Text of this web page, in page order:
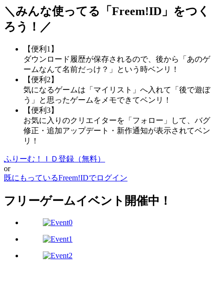
＼みんな使ってる「 Freem!ID 」をつく
ろう！／
【便利1】
ダウンロード履歴が保存されるので、後から「あのゲ
ームなんて名前だっけ？」という時ベンリ！
【便利2】
気になるゲームは「マイリスト」へ入れて「後で遊ぼ
う」と思ったゲームをメモできてベンリ！
【便利3】
お気に入りのクリエイターを「フォロー」して、バグ
修正・追加アップデート・新作通知が表示されてベン
リ！
ふりーむ！ＩＤ登録（無料）
or
既にもっているFreem!IDでログイン
フリーゲームイベント開催中！